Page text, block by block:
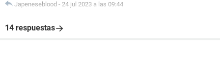
Japeneseblood - 24 jul 2023 a las 09:44
14 respuestas